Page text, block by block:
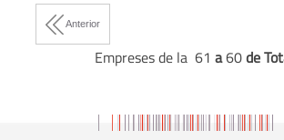
Anterior
Empreses de la 61 a60de